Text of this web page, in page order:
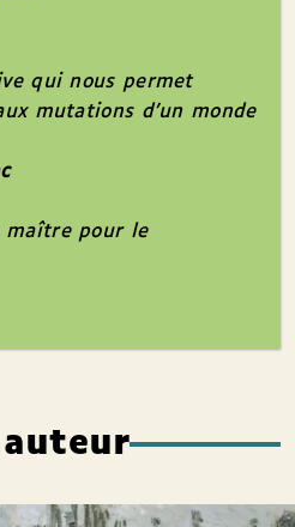
qui nous permet
mutations d’un monde
maître pour le
auteur